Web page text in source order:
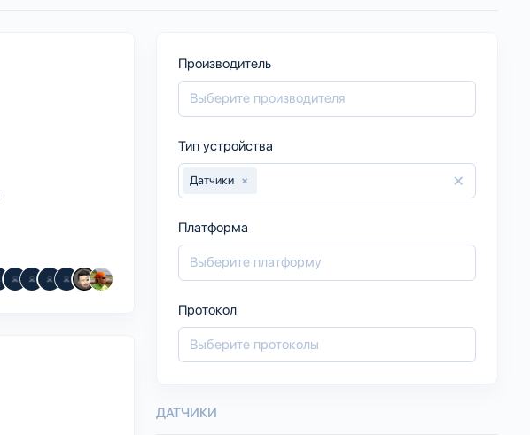
Производитель
Тип устройства
×
×
Датчики
Платформа
Протокол
ДАТЧИКИ